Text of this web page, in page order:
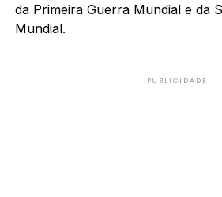
da Primeira Guerra Mundial e da
Mundial.
PUBLICIDADE